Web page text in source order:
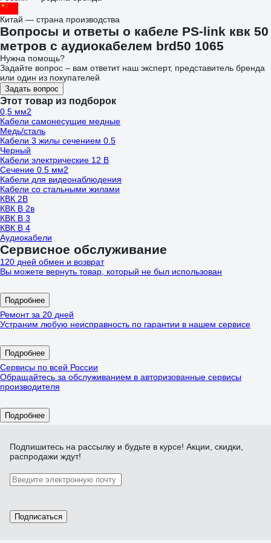
Китай — страна производства
Вопросы и ответы о кабеле PS-link квк 50
метров с аудиокабелем brd50 1065
Нужна помощь?
Задайте вопрос – вам ответит наш эксперт, представитель бренда
или один из покупателей
Задать вопрос
Этот товар из подборок
0,5 мм2
Кабели самонесущие медные
Медь/сталь
Кабели 3 жилы сечением 0.5
Черный
Кабели электрические 12 В
Сечение 0.5 мм2
Кабели для видеонаблюдения
Кабели со стальными жилами
КВК 2В
КВК В 2в
КВК В 3
КВК В 4
Аудиокабели
Сервисное обслуживание
120 дней обмен и возврат
Вы можете вернуть товар, который не был использован
Подробнее
Ремонт за 20 дней
Устраним любую неисправность по гарантии в нашем сервисе
Подробнее
Сервисы по всей России
Обращайтесь за обслуживанием в авторизованные сервисы
производителя
Подробнее
Подпишитесь на рассылку и будьте в курсе! Акции, скидки,
распродажи ждут!
Подписаться